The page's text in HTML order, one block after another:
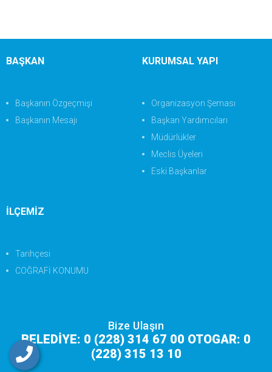
BAŞKAN
Başkanın Özgeçmişi
Başkanın Mesajı
KURUMSAL YAPI
Organizasyon Şeması
Başkan Yardımcıları
Müdürlükler
Meclis Üyeleri
Eski Başkanlar
İLÇEMİZ
Tarihçesi
COĞRAFİ KONUMU
Bize Ulaşın
BELEDİYE: 0 (228) 314 67 00 OTOGAR: 0
(228) 315 13 10